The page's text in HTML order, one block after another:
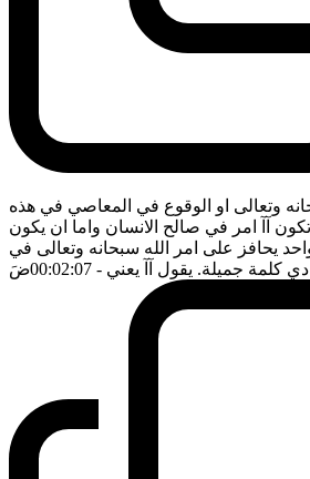
وتعالى او الوقوع في المعاصي في هذه
تكون آآ امر في صالح الانسان واما ان يكون
يحافز على امر الله سبحانه وتعالى في
دي كلمة جميلة. يقول آآ يعني - 00:02:07 ضَ